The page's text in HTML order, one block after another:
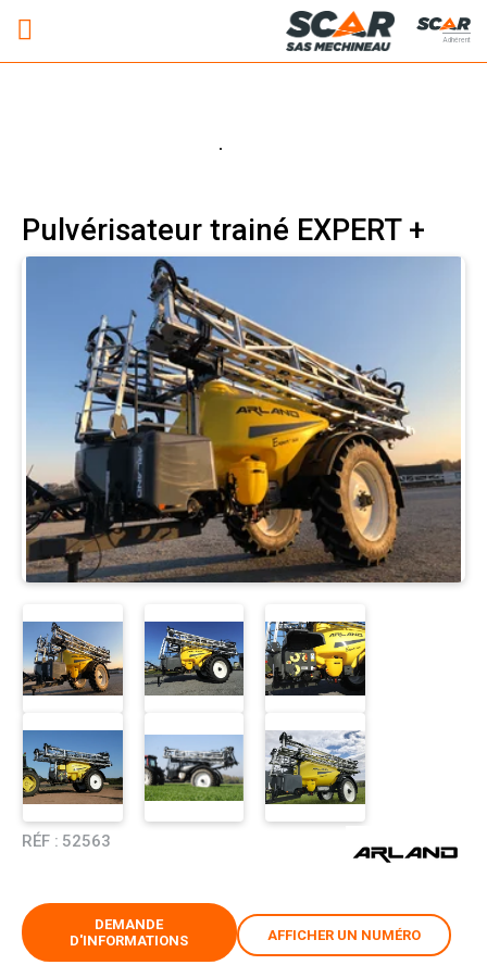
Adhérent
Pulvérisateur trainé EXPERT +
RÉF : 52563
DEMANDE
D'INFORMATIONS
AFFICHER UN NUMÉRO